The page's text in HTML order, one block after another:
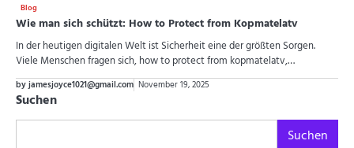
Blog
Wie man sich schützt: How to Protect from Kopmatelatv
In der heutigen digitalen Welt ist Sicherheit eine der größten Sorgen.
Viele Menschen fragen sich, how to protect from kopmatelatv,…
by jamesjoyce1021@gmail.com November 19, 2025
Suchen
Suchen